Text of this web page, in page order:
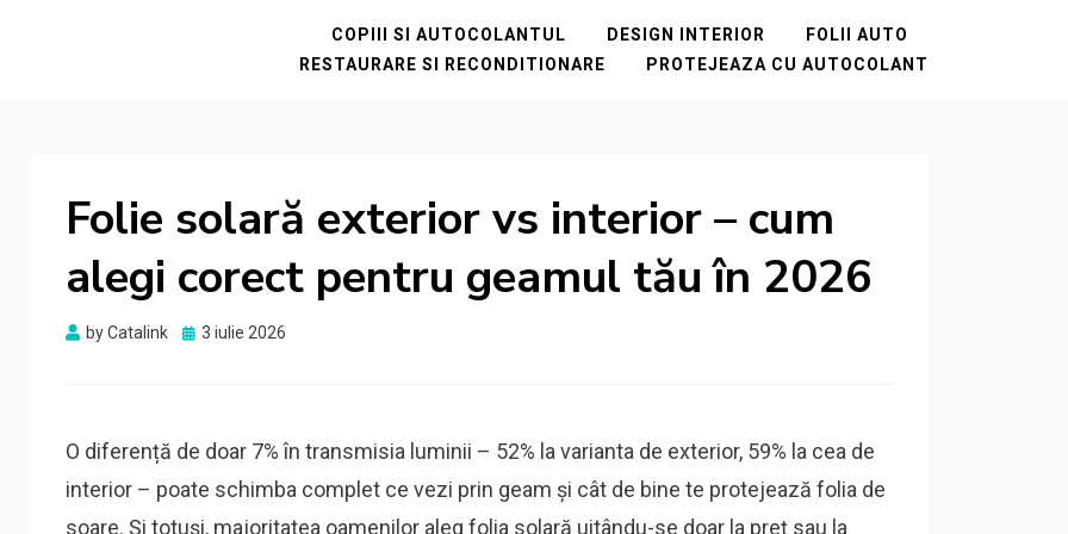
COPIII SI AUTOCOLANTUL DESIGN INTERIOR
FOLII AUTO
RESTAURARE SI RECONDITIONARE
PROTEJEAZA CU AUTOCOLANT
Folie solară exterior vs interior – cum
alegi corect pentru geamul tău în 2026
byCatalink
Posted
3 iulie 2026
O diferență de doar 7% în transmisia luminii – 52% la varianta de exterior, 59% la cea de
interior – poate schimba complet ce vezi prin geam și cât de bine te protejează folia de
soare. Și totuși, majoritatea oamenilor aleg folia solară uitându-se doar la preț sau la